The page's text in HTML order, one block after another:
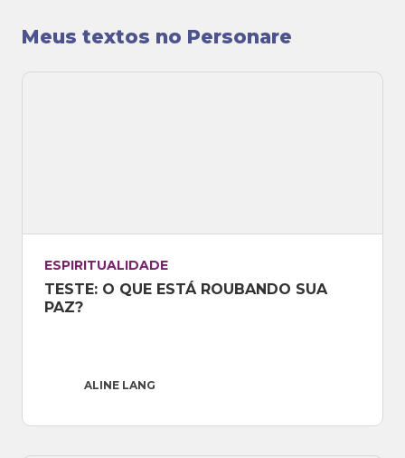
Meus textos no Personare
ESPIRITUALIDADE
TESTE: O QUE ESTÁ ROUBANDO SUA
PAZ?
ALINE LANG